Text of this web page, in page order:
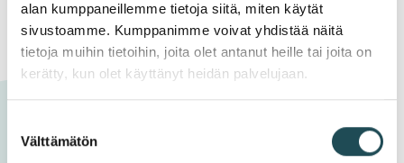
alan kumppaneillemme tietoja siitä, miten käytät
sivustoamme. Kumppanimme voivat yhdistää näitä
tietoja muihin tietoihin, joita olet antanut heille tai joita on
kerätty, kun olet käyttänyt heidän palvelujaan.
valinta
Välttämätön
Tuet työntekijän
palkkaamiseen
oppisopimuksella
Avaa